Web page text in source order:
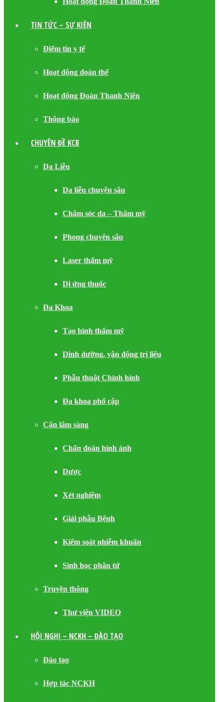
TIN TỨC – SỰ KIỆN
Điểm tin y tế
Hoạt động đoàn thể
Hoạt động Đoàn Thanh Niên
Thông báo
CHUYÊN ĐỀ KCB
Da Liễu
Da liễu chuyên sâu
Chăm sóc da – Thẩm mỹ
Phong chuyên sâu
Laser thẩm mỹ
Dị ứng thuốc
Đa Khoa
Tạo hình thẩm mỹ
Dinh dưỡng, vận động trị liệu
Phẫu thuật Chỉnh hình
Đa khoa phổ cập
Cận lâm sàng
Chẩn đoán hình ảnh
Dược
Xét nghiệm
Giải phẫu Bệnh
Kiểm soát nhiễm khuẩn
Sinh học phân tử
Truyền thông
Thư viện VIDEO
HỘI NGHỊ – NCKH – ĐÀO TẠO
Đào tạo
Hợp tác NCKH